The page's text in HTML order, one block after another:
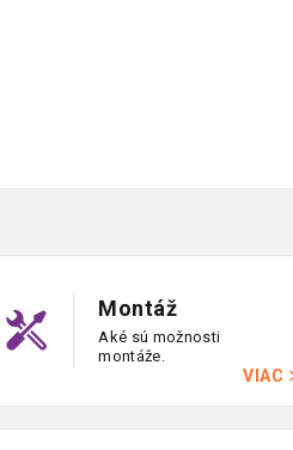
Montáž
Aké sú možnosti
montáže.
VIAC